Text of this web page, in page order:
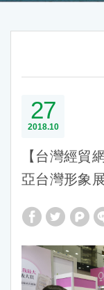
27
10
2018
【台灣經貿
亞台灣形象